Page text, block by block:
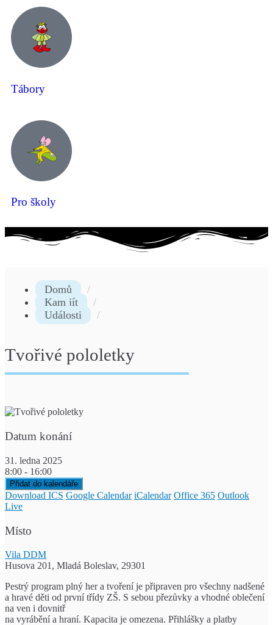
Tábory
Pro školy
Domů
Kam jít
Události
Tvořivé pololetky
Datum konání
31. ledna 2025
8:00 - 16:00
Přidat do kalendáře
Download ICS Google Calendar iCalendar Office 365 Outlook
Live
Místo
Vila DDM
Husova 201, Mladá Boleslav, 29301
Pestrý program plný her a tvoření je připraven pro všechny nadšené
a hravé děti od první třídy ZŠ. S sebou přezůvky a vhodné oblečení
na ven i dovnitř
na vyrábění a hraní. Kapacita je omezena. Přihlášky a platby